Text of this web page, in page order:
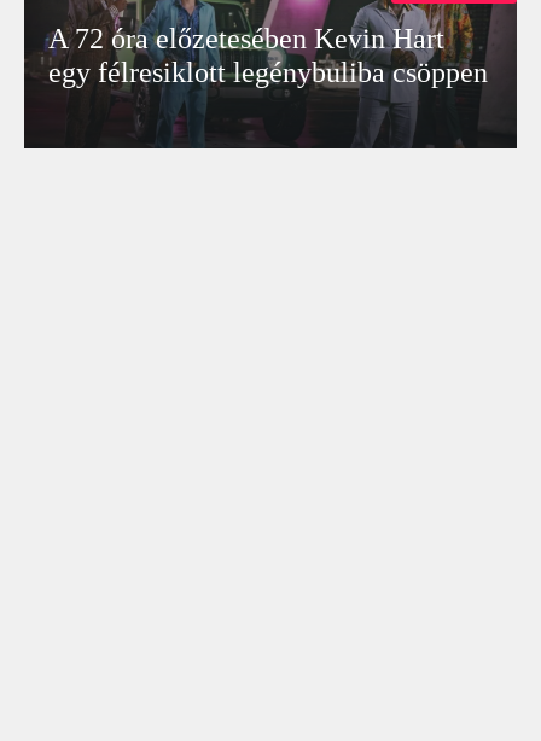
A 72 óra előzetesében Kevin Hart
egy félresiklott legénybuliba csöppen